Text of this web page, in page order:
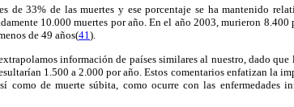
de 33% de las muertes y ese porcentaje se ha mantenido
10.000 muertes por año. En el año 2003, murieron 8.400
de 49 años(41).
información de países similares al nuestro, dado que
1.500 a 2.000 por año. Estos comentarios enfatizan la
de muerte súbita, como ocurre con las enfermedades